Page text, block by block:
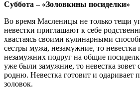
Суббота – «Золовкины посиделки»
Во время Масленицы не только тещи
невестки приглашают к себе
хвастаясь своими кулинарными
сестры мужа, незамужние, то невестка
незамужних подруг на общие
уже были замужние, то невестка
родню. Невестка готовит и одаривает
золовок.